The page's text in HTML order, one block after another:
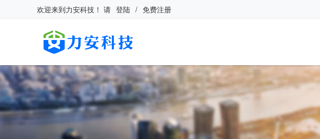
欢迎来到力安科技 ！ 请 登陆 / 免费注册